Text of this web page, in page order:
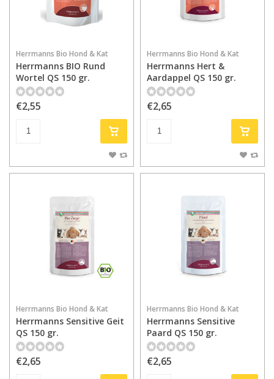
Herrmanns Bio Hond & Kat
Herrmanns BIO Rund
Wortel QS 150 gr.
€2,55
Herrmanns Bio Hond & Kat
Herrmanns Hert &
Aardappel QS 150 gr.
€2,65
Herrmanns Bio Hond & Kat
Herrmanns Sensitive Geit
QS 150 gr.
€2,65
Herrmanns Bio Hond & Kat
Herrmanns Sensitive
Paard QS 150 gr.
€2,65